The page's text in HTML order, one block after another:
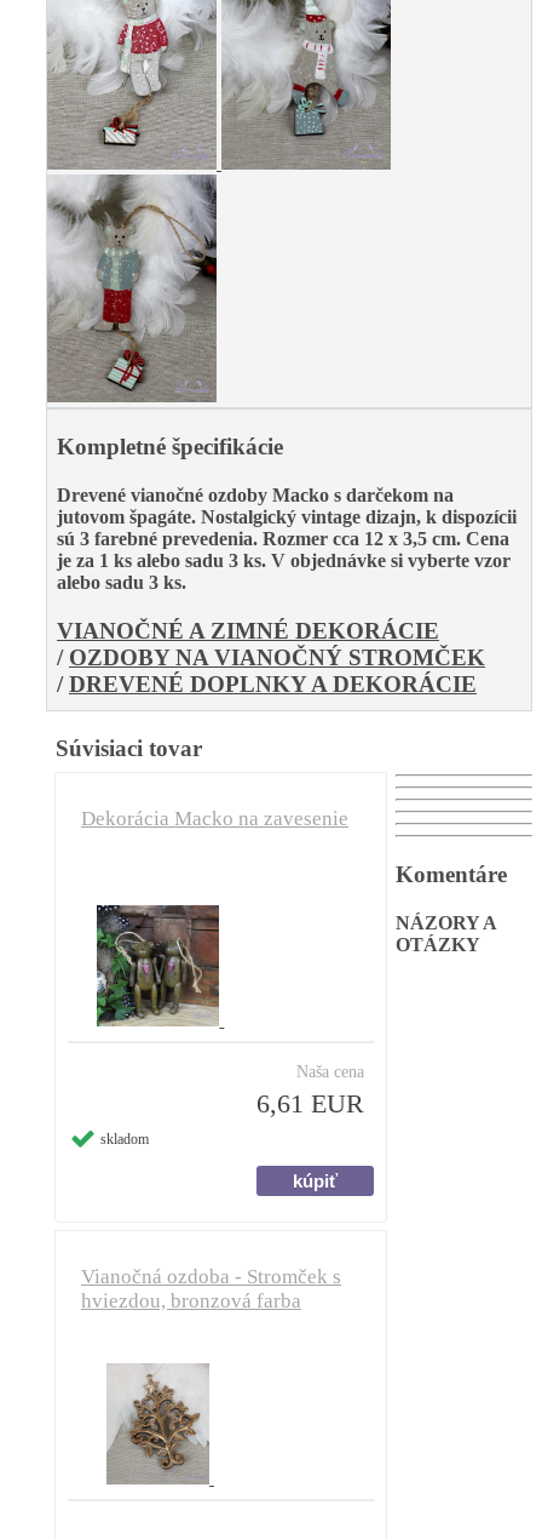
Kompletné špecifikácie
Drevené vianočné ozdoby Macko s darčekom na
jutovom špagáte. Nostalgický vintage dizajn, k dispozícii
sú 3 farebné prevedenia. Rozmer cca 12 x 3,5 cm. Cena
je za 1 ks alebo sadu 3 ks. V objednávke si vyberte vzor
alebo sadu 3 ks.
VIANOČNÉ A ZIMNÉ DEKORÁCIE
/ OZDOBY NA VIANOČNÝ STROMČEK
/DREVENÉ DOPLNKY A DEKORÁCIE
Súvisiaci tovar
Dekorácia Macko na zavesenie
Naša cena
6,61 EUR
skladom
Vianočná ozdoba - Stromček s
hviezdou, bronzová farba
Komentáre
NÁZORY A
OTÁZKY